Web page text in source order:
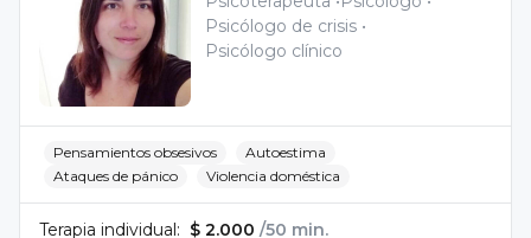
Psicólogo de crisis
Psicólogo clínico
Pensamientos obsesivos
Autoestima
Ataques de pánico
Violencia doméstica
Terapia individual: $ 2.000 /50 min.